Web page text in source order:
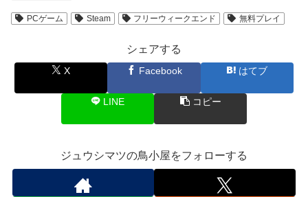
PCゲーム Steam フリーウィークエンド 無料プレイ
シェアする
X Facebook はてブ
LINE コピー
ジュウシマツの鳥小屋をフォローする